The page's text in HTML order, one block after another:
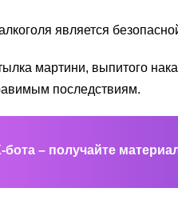
алкоголя является
мартини, выпитого
последствиям.
бота – получайте